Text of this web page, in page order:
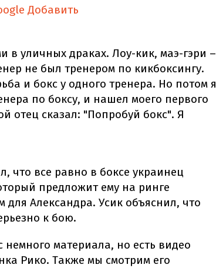
Добавить
в уличных драках. Лоу-кик, маэ-гэри –
не был тренером по кикбоксингу.
и бокс у одного тренера. Но потом я
по боксу, и нашел моего первого
отец сказал: "Попробуй бокс". Я
что все равно в боксе украинец
предложит ему на ринге
Александра. Усик объяснил, что
к бою.
немного материала, но есть видео
Рико. Также мы смотрим его